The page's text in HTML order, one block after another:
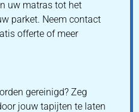
uw matras tot het
parket. Neem contact
offerte of meer
gereinigd? Zeg
jouw tapijten te laten